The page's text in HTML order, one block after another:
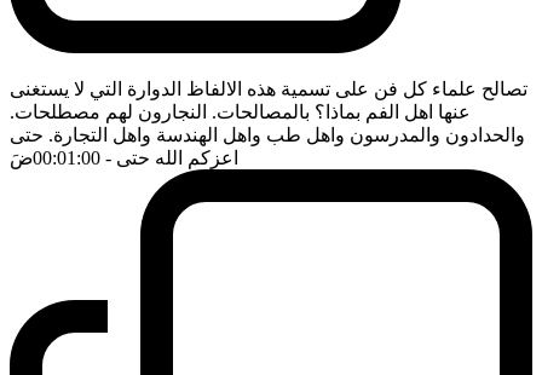
تصالح علماء كل فن على تسمية هذه الالفاظ الدوارة التي لا يستغنى
عنها اهل الفم بماذا؟ بالمصالحات. النجارون لهم مصطلحات.
والحدادون والمدرسون واهل طب واهل الهندسة واهل التجارة. حتى
اعزكم الله حتى - 00:01:00 ضَ